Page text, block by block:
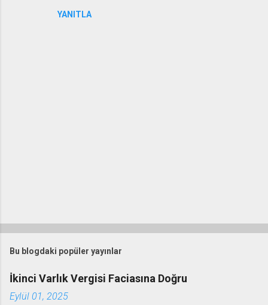
YANITLA
Y
o
r
G
ö
Bu blogdaki popüler yayınlar
İkinci Varlık Vergisi Faciasına Doğru
Eylül 01, 2025